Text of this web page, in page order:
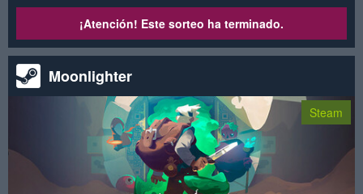
¡Atención! Este sorteo ha terminado.
Moonlighter
Steam